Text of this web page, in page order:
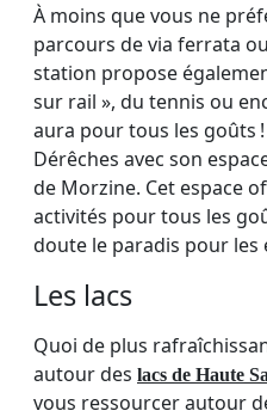
À moins que vous ne
parcours de via ferrata
station propose
sur rail », du tennis ou
aura pour tous les goûts
Dérêches avec son
de Morzine. Cet espace
activités pour tous les
doute le paradis pour les
Les lacs
Quoi de plus
autour des lacs de Haute
vous ressourcer autour